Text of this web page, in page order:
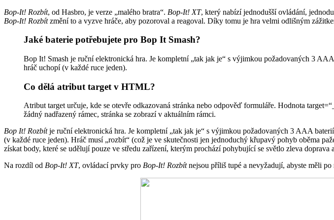
Bop-It! Rozbít, od Hasbro, je verze „malého bratra“. Bop-It! XT, který nabízí jednodušší ovládání,
Bop-It! Rozbítzmění to a vyzve hráče, aby pozoroval a reagoval. Díky tomu je hra velmi odlišným
Jaké baterie potřebujete pro Bop It Smash?
Bop It! Smash je ruční elektronická hra. Je kompletní „tak jak je“ s výjimkou požadovaných 3
hráč uchopí (v každé ruce jeden).
Co dělá atribut target v HTML?
Atribut target určuje, kde se otevře odkazovaná stránka nebo odpověď formuláře. Hodnota
žádný nadřazený rámec, stránka se zobrazí v aktuálním rámci.
Bop It! Rozbítje ruční elektronická hra. Je kompletní „tak jak je“ s výjimkou požadovaných 3 AAA
(v každé ruce jeden). Hráč musí „rozbít“ (což je ve skutečnosti jen jednoduchý křupavý pohyb oběma
získat body, které se udělují pouze ve středu zařízení, kterým prochází pohybující se světlo zleva doprava
Na rozdíl od Bop-It! XT, ovládací prvky pro Bop-It! Rozbítnejsou příliš tupé a nevyžadují, abyste měli